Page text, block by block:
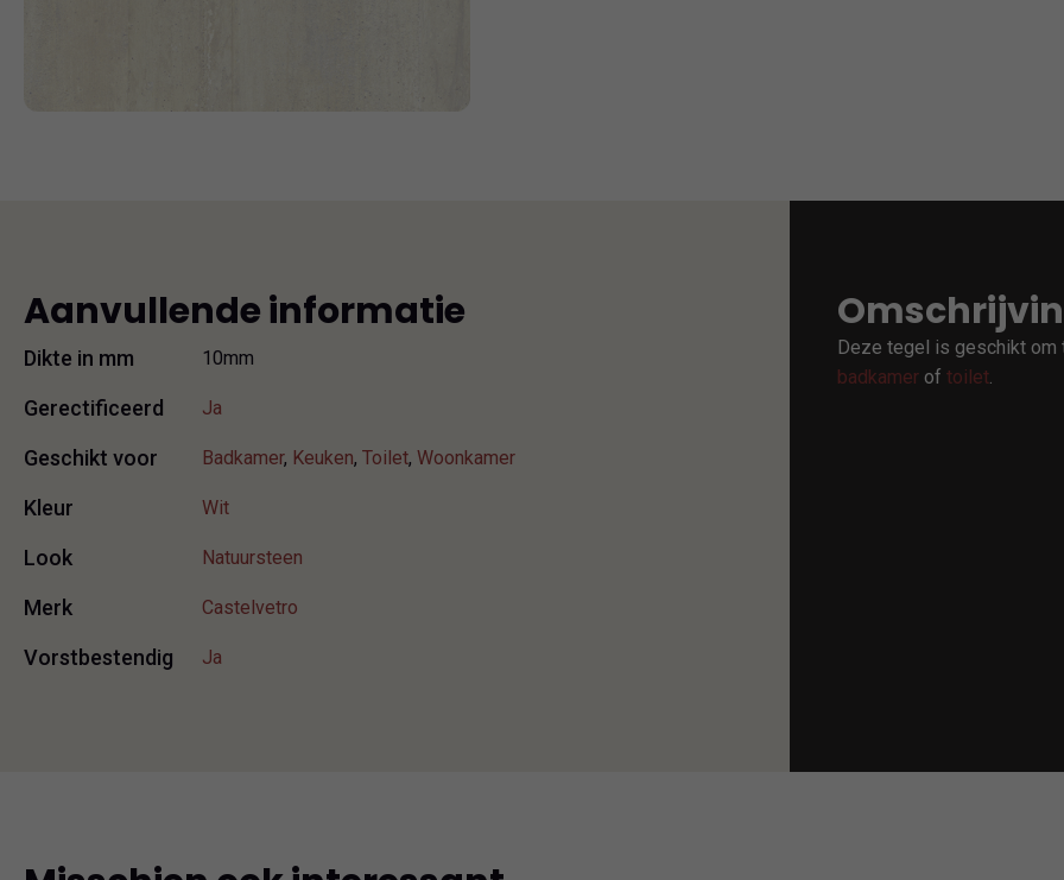
Aanvullende informatie
Dikte in mm 10mm
Gerectificeerd Ja
Geschikt voor Badkamer, Keuken, Toilet, Woonkamer
Kleur Wit
Look Natuursteen
Merk Castelvetro
Vorstbestendig Ja
Deze tegel is geschikt om
badkamerof toilet.